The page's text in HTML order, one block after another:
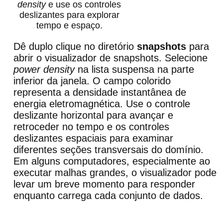
densitye use os controles
deslizantes para explorar
tempo e espaço.
Dê duplo clique no diretório snapshots para
abrir o visualizador de snapshots. Selecione
power densityna lista suspensa na parte
inferior da janela. O campo colorido
representa a densidade instantânea de
energia eletromagnética. Use o controle
deslizante horizontal para avançar e
retroceder no tempo e os controles
deslizantes espaciais para examinar
diferentes seções transversais do domínio.
Em alguns computadores, especialmente ao
executar malhas grandes, o visualizador pode
levar um breve momento para responder
enquanto carrega cada conjunto de dados.